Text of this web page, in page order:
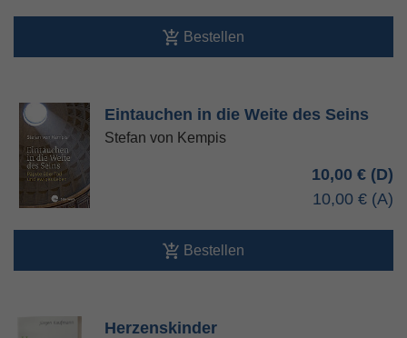
Bestellen
Eintauchen in die Weite des Seins
Stefan von Kempis
10,00 €
10,00 €
Bestellen
Herzenskinder